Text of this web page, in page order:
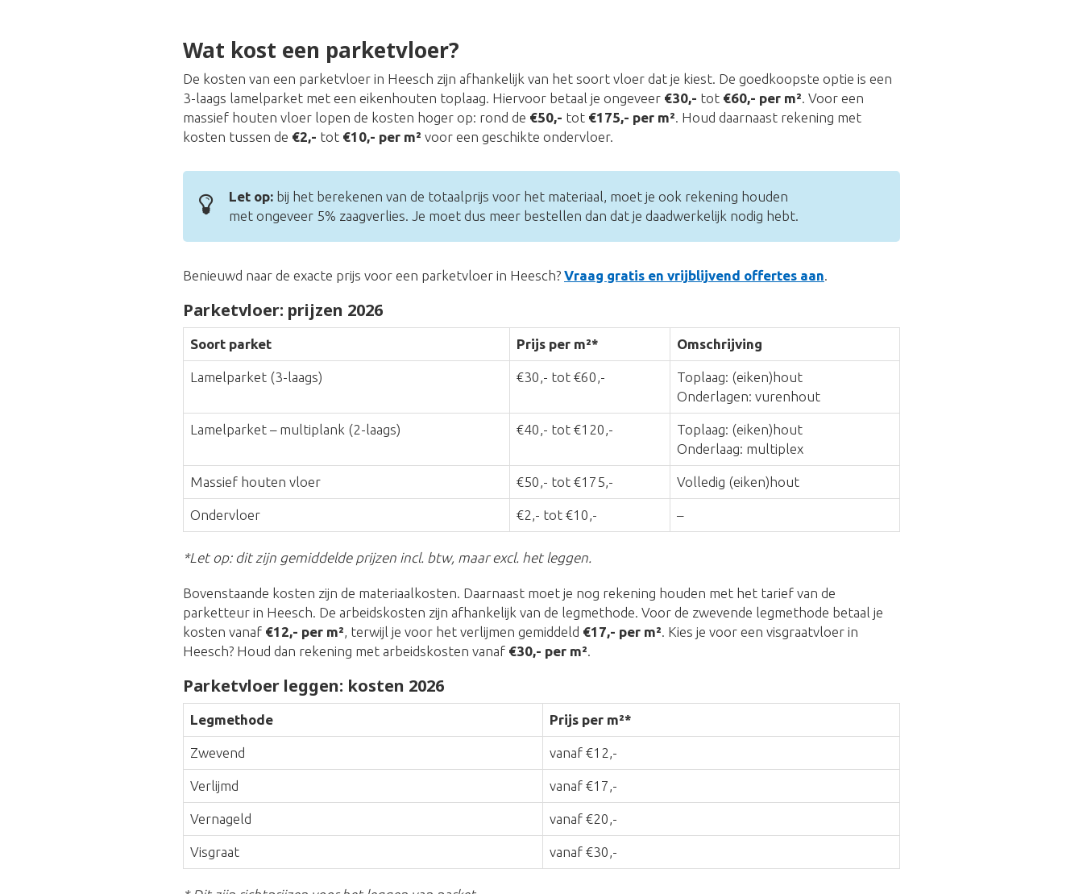
Wat kost een parketvloer?
De kosten van een parketvloer in Heesch zijn afhankelijk van het soort vloer dat je kiest. De goedkoopste optie is een
3-laags lamelparket met een eikenhouten toplaag. Hiervoor betaal je ongeveer €30,- tot €60,- per m². Voor een
massief houten vloer lopen de kosten hoger op: rond de €50,- tot €175,- per m². Houd daarnaast rekening met
kosten tussen de €2,- tot €10,- per m² voor een geschikte ondervloer.
Let op: bij het berekenen van de totaalprijs voor het materiaal, moet je ook rekening houden
met ongeveer 5% zaagverlies. Je moet dus meer bestellen dan dat je daadwerkelijk nodig hebt.
Benieuwd naar de exacte prijs voor een parketvloer in Heesch? Vraag gratis en vrijblijvend offertes aan.
Parketvloer: prijzen 2026
Soort parket Prijs per m²* Omschrijving
Lamelparket (3-laags) €30,- tot €60,-
Toplaag: (eiken)hout
Onderlagen: vurenhout
Lamelparket – multiplank (2-laags) €40,- tot €120,-
Toplaag: (eiken)hout
Onderlaag: multiplex
Massief houten vloer €50,- tot €175,- Volledig (eiken)hout
Ondervloer €2,- tot €10,- –
*Let op: dit zijn gemiddelde prijzen incl. btw, maar excl. het leggen.
Bovenstaande kosten zijn de materiaalkosten. Daarnaast moet je nog rekening houden met het tarief van de
parketteur in Heesch. De arbeidskosten zijn afhankelijk van de legmethode. Voor de zwevende legmethode betaal je
kosten vanaf €12,- per m², terwijl je voor het verlijmen gemiddeld €17,- per m². Kies je voor een visgraatvloer in
Heesch? Houd dan rekening met arbeidskosten vanaf €30,- per m².
Parketvloer leggen: kosten 2026
Legmethode Prijs per m²*
Zwevend vanaf €12,-
Verlijmd vanaf €17,-
Vernageld vanaf €20,-
Visgraat vanaf €30,-